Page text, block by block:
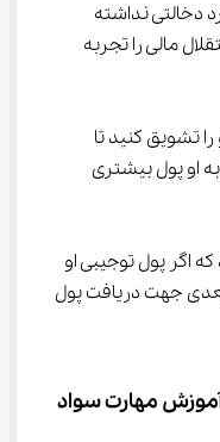
دخالتی نداشته
مالی را تجربه
تشویق کنید تا
او پول بیشتری
اگر پول توجیبی او
جهت دریافت پول
مهارت سواد